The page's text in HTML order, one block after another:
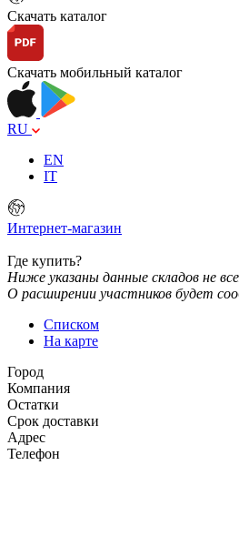
Скачать каталог
Скачать мобильный каталог
RU
EN
IT
Интернет-магазин
Где купить?
Ниже указаны данные складов не
О расширении участников будет
Списком
На карте
Город
Компания
Остатки
Срок доставки
Адрес
Телефон